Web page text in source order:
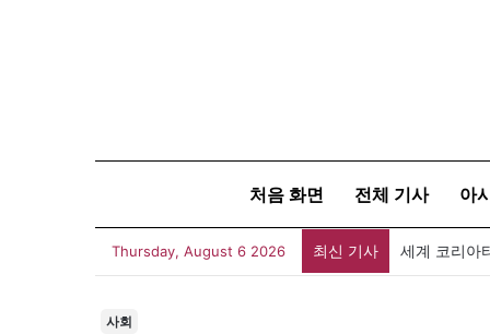
처음 화면 전체 기사 아
Thursday, August 6 2026 최신 기사 세계 코리아
사회